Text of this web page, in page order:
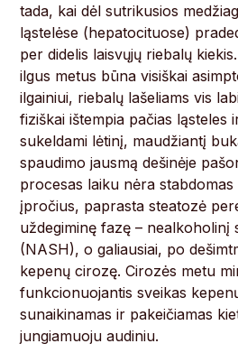
tada, kai dėl sutrikusios
ląstelėse (hepatocituose)
per didelis laisvųjų riebalų
ilgus metus būna visiškai
ilgainiui, riebalų lašeliams vis
fiziškai ištempia pačias ląsteles
sukeldami lėtinį, maudžiantį
spaudimo jausmą dešinėje
procesas laiku nėra
įpročius, paprasta steatozė
uždegiminę fazę – nealkoholinį
(NASH), o galiausiai, po
kepenų cirozę. Cirozės metu
funkcionuojantis sveikas
sunaikinamas ir pakeičiamas
jungiamuoju audiniu.